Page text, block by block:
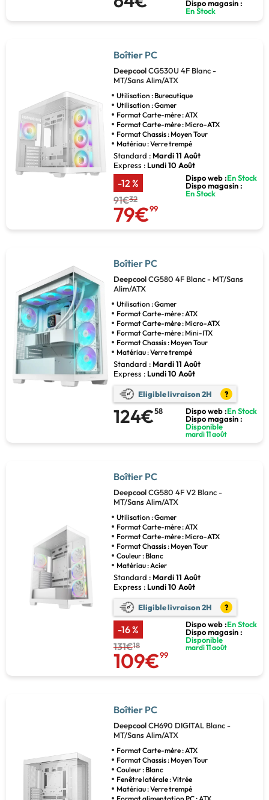
Dispo magasin :
En Stock
Boîtier PC
DeepcoolCG530U 4F Blanc -
MT/Sans Alim/ATX
Utilisation : Bureautique
Utilisation : Gamer
Format Carte-mère : ATX
Format Carte-mère : Micro-ATX
Format Chassis : Moyen Tour
Matériau : Verre trempé
Standard : Mardi 11 Août
Express : Lundi 10 Août
-12 %
91€32
79€99
Dispo web :En Stock
Dispo magasin :
En Stock
Boîtier PC
DeepcoolCG580 4F Blanc - MT/Sans
Alim/ATX
Utilisation : Gamer
Format Carte-mère : ATX
Format Carte-mère : Micro-ATX
Format Carte-mère : Mini-ITX
Format Chassis : Moyen Tour
Matériau : Verre trempé
Standard : Mardi 11 Août
Express : Lundi 10 Août
Eligible livraison 2H ?
124€58 Dispo web :En Stock
Dispo magasin :
Disponible
mardi 11 août
Boîtier PC
DeepcoolCG580 4F V2 Blanc -
MT/Sans Alim/ATX
Utilisation : Gamer
Format Carte-mère : ATX
Format Carte-mère : Micro-ATX
Format Chassis : Moyen Tour
Couleur : Blanc
Matériau : Acier
Standard : Mardi 11 Août
Express : Lundi 10 Août
Eligible livraison 2H ?
-16 %
131€18
109€99
Dispo web :En Stock
Dispo magasin :
Disponible
mardi 11 août
Boîtier PC
DeepcoolCH690 DIGITAL Blanc -
MT/Sans Alim/ATX
Format Carte-mère : ATX
Format Chassis : Moyen Tour
Couleur : Blanc
Fenêtre latérale : Vitrée
Matériau : Verre trempé